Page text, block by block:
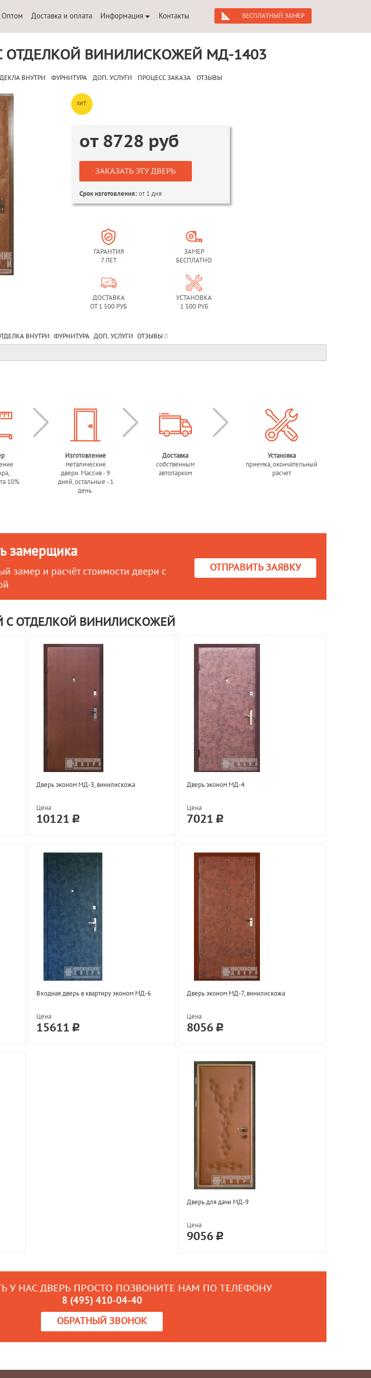
Оптом Доставка и оплата Информация Контакты БЕСПЛАТНЫЙ ЗАМЕР
ОТДЕЛКОЙ ВИНИЛИСКОЖЕЙ МД-1403
ВНУТРИ ФУРНИТУРА ДОП. УСЛУГИ ПРОЦЕСС ЗАКАЗА ОТЗЫВЫ
ХИТ
от 8728 руб
ЗАКАЗАТЬ ЭТУ ДВЕРЬ
Срок изготовления:от 1 дня
ГАРАНТИЯ
7 ЛЕТ
ЗАМЕР
БЕСПЛАТНО
ДОСТАВКА
ОТ 1 500 РУБ
УСТАНОВКА
1 500 РУБ
ВНУТРИ ФУРНИТУРА ДОП. УСЛУГИ ОТЗЫВЫ 0
10%
Изготовление
металические
двери. Массив - 9
дней, остальные - 1
день.
Доставка
собственным
автопарком
Установка
приемка, окончательный
расчет
замерщика
замер и расчёт стоимости двери с
ОТПРАВИТЬ ЗАЯВКУ
С ОТДЕЛКОЙ ВИНИЛИСКОЖЕЙ
Дверь эконом МД-3, винилискожа
Цена
10121
Дверь эконом МД-4
Цена
7021
Входная дверь в квартиру эконом МД-6
Цена
15611
Дверь эконом МД-7, винилискожа
Цена
8056
Дверь для дачи МД-9
Цена
9056
У НАС ДВЕРЬ ПРОСТО ПОЗВОНИТЕ НАМ ПО ТЕЛЕФОНУ
8 (495) 410-04-40
ОБРАТНЫЙ ЗВОНОК